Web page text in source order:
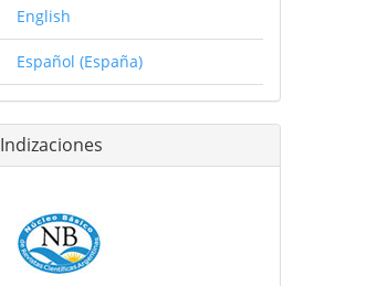
English
Español (España)
Indizaciones